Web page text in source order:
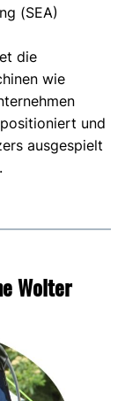
(SEA)
die
wie
und
ausgespielt
Wolter